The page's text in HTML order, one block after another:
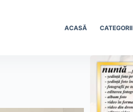
ACASĂ CATEGORII